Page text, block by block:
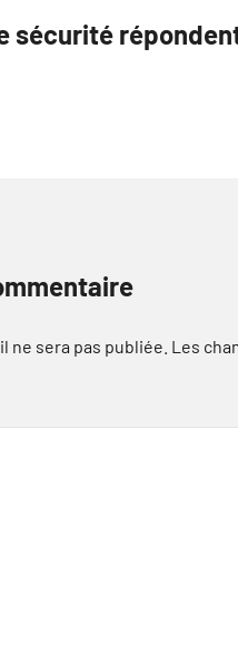
sécurité
ne sera pas publiée. Les